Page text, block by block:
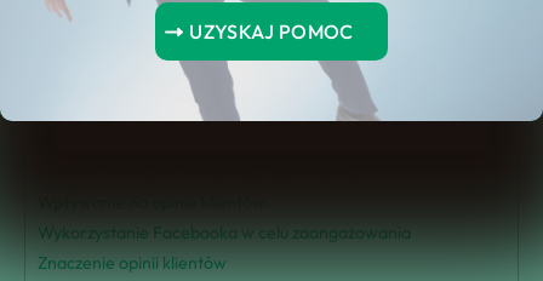
UZYSKAJ POMOC
Główne wnioski
Strategie mediów społecznościowych banków
Skuteczne Taktyki Zaangażowania
Wykorzystanie Facebooka w celu zaangażowania
Znaczenie opinii klientów